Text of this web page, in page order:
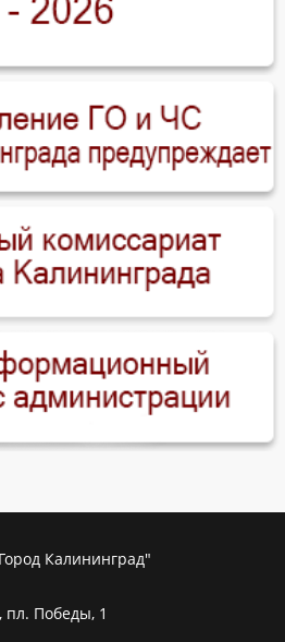
Калининград"
пл. Победы, 1